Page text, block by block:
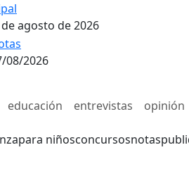
agosto de 2026
08/2026
educación entrevistas opinión
para niñosconcursosnotas